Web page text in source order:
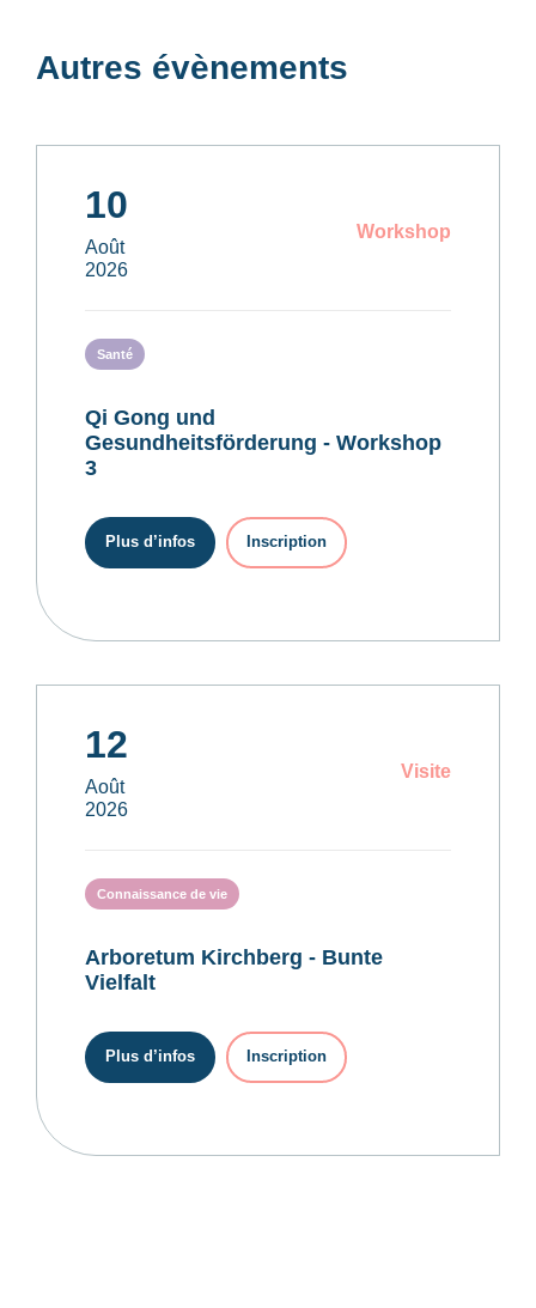
Autres évènements
10
Août
2026
Workshop
Santé
Qi Gong und
Gesundheitsförderung - Workshop
3
Plus d’infos Inscription
12
Août
2026
Visite
Connaissance de vie
Arboretum Kirchberg - Bunte
Vielfalt
Plus d’infos Inscription